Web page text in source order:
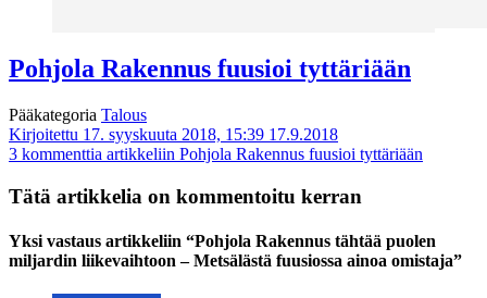
Pohjola Rakennus fuusioi tyttäriään
Pääkategoria Talous
Kirjoitettu 17. syyskuuta 2018, 15:39 17.9.2018
3 kommenttia artikkeliin Pohjola Rakennus fuusioi tyttäriään
Tätä artikkelia on kommentoitu kerran
Yksi vastaus artikkeliin “Pohjola Rakennus tähtää puolen
miljardin liikevaihtoon – Metsälästä fuusiossa ainoa omistaja”